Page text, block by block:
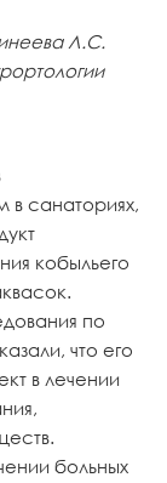
Л.С.
санаториях,
кобыльего
по
что его
в лечении
больных